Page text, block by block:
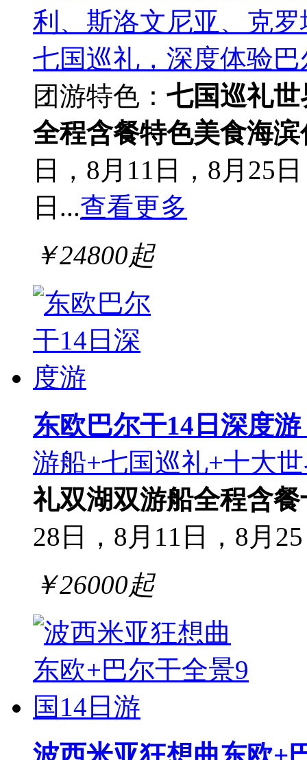
利、斯洛文尼亚、克
七国巡礼，深度体验
团游特色： 七国巡礼世
全程含餐特色美食海滨
日，8月11日，8月25
日...查看更多
￥24800起
东欧巴尔干14日深度游
游船+七国巡礼+十大
礼双湖双游船全程含餐
28日，8月11日，8月
￥26000起